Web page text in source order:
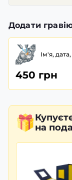
Додати
Ім'я,
450 грн
на